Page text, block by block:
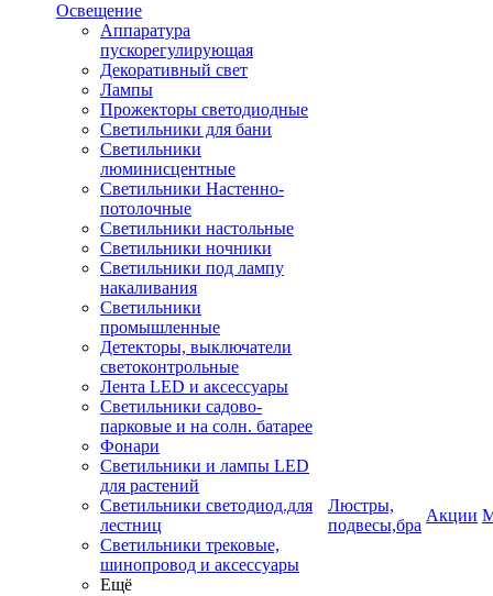
Освещение
Аппаратура
пускорегулирующая
Декоративный свет
Лампы
Прожекторы светодиодные
Светильники для бани
Светильники
люминисцентные
Светильники Настенно-
потолочные
Светильники настольные
Светильники ночники
Светильники под лампу
накаливания
Светильники
промышленные
Детекторы, выключатели
светоконтрольные
Лента LED и аксессуары
Светильники садово-
парковые и на солн. батарее
Фонари
Светильники и лампы LED
для растений
Светильники светодиод.для
лестниц
Светильники трековые,
шинопровод и аксессуары
Ещё
Люстры,
подвесы,бра
Акции